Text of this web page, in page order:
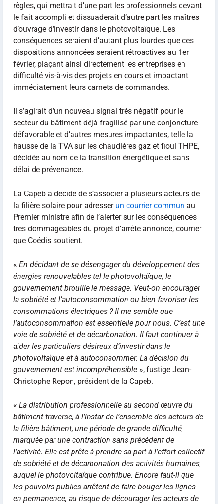
règles, qui mettrait d’une part les professionnels devant
le fait accompli et dissuaderait d’autre part les maîtres
d’ouvrage d’investir dans le photovoltaïque. Les
conséquences seraient d’autant plus lourdes que ces
dispositions annoncées seraient rétroactives au 1er
février, plaçant ainsi directement les entreprises en
difficulté vis-à-vis des projets en cours et impactant
immédiatement leurs carnets de commandes.
Il s’agirait d’un nouveau signal très négatif pour le
secteur du bâtiment déjà fragilisé par une conjoncture
défavorable et d’autres mesures impactantes, telle la
hausse de la TVA sur les chaudières gaz et fioul THPE,
décidée au nom de la transition énergétique et sans
délai de prévenance.
La Capeb a décidé de s’associer à plusieurs acteurs de
la filière solaire pour adresser un courrier commun au
Premier ministre afin de l’alerter sur les conséquences
très dommageables du projet d’arrêté annoncé, courrier
que Coédis soutient.
« En décidant de se désengager du développement des
énergies renouvelables tel le photovoltaïque, le
gouvernement brouille le message. Veut-on encourager
la sobriété et l’autoconsommation ou bien favoriser les
consommations électriques ? Il me semble que
l’autoconsommation est essentielle pour nous. C’est une
voie de sobriété et de décarbonation. Il faut continuer à
aider les particuliers désireux d’investir dans le
photovoltaïque et à autoconsommer. La décision du
gouvernement est incompréhensible», fustige Jean-
Christophe Repon, président de la Capeb.
« La distribution professionnelle au second œuvre du
bâtiment traverse, à l’instar de l’ensemble des acteurs de
la filière bâtiment, une période de grande difficulté,
marquée par une contraction sans précédent de
l’activité. Elle est prête à prendre sa part à l’effort collectif
de sobriété et de décarbonation des activités humaines,
auquel le photovoltaïque contribue. Encore faut-il que
les pouvoirs publics arrêtent de faire bouger les lignes
en permanence, au risque de décourager les acteurs de